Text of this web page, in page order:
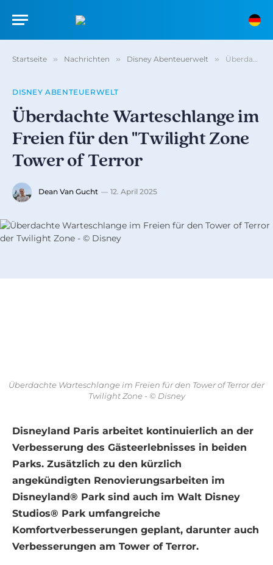
Startseite » Nachrichten » Disney Abenteuerwelt » Überdachte Warteschlange im Freien für den "Twilight Zone Tower of Terror
DISNEY ABENTEUERWELT
Überdachte Warteschlange im
Freien für den "Twilight Zone
Tower of Terror
Dean Van Gucht 12. April 2025
Überdachte Warteschlange im Freien für den Tower of Terror der
Twilight Zone - © Disney
Disneyland Paris arbeitet kontinuierlich an der
Verbesserung des Gästeerlebnisses in beiden
Parks. Zusätzlich zu den kürzlich
angekündigten Renovierungsarbeiten im
Disneyland® Park sind auch im Walt Disney
Studios® Park umfangreiche
Komfortverbesserungen geplant, darunter auch
Verbesserungen am Tower of Terror.